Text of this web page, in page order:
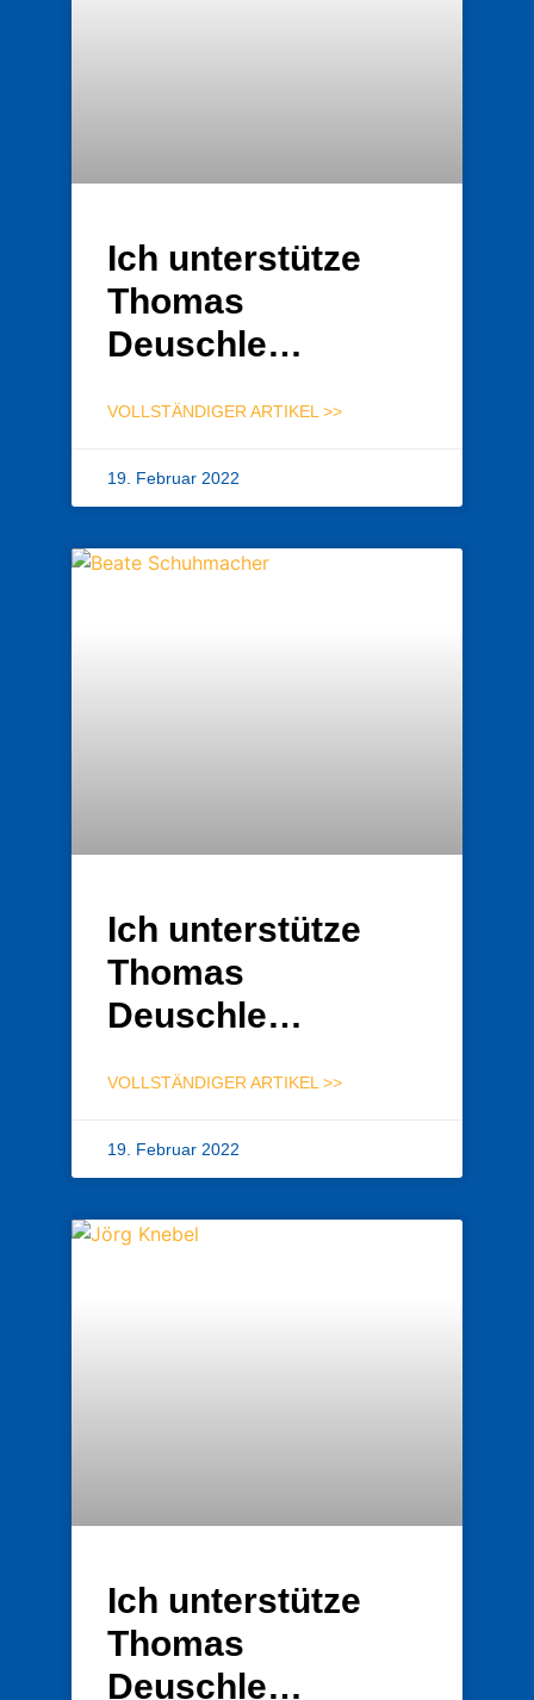
Ich unterstütze
Thomas
Deuschle…
VOLLSTÄNDIGER ARTIKEL >>
19. Februar 2022
Ich unterstütze
Thomas
Deuschle…
VOLLSTÄNDIGER ARTIKEL >>
19. Februar 2022
Ich unterstütze
Thomas
Deuschle…